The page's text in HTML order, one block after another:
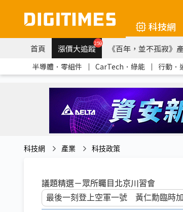
科技網
首頁 漲價大追蹤259 《百年，並不孤寂》
半導體．零組件 ｜ CarTech．綠能 ｜ 行動．
科技網 產業 科技政策
議題精選－眾所矚目北京川習會